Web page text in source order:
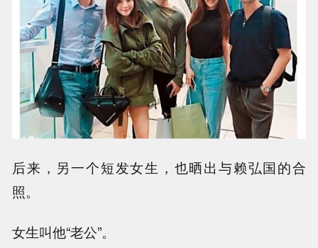
后来，另一个短发女生，也晒出与赖弘国的合
照。
女生叫他“老公”。